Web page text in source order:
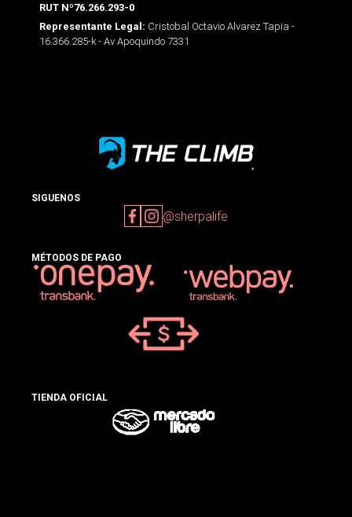
RUT Nº76.266.293-0
Representante Legal: Cristobal Octavio Alvarez Tapia -
16.366.285-k - Av Apoquindo 7331
SIGUENOS
@sherpalife
MÉTODOS DE PAGO
TIENDA OFICIAL